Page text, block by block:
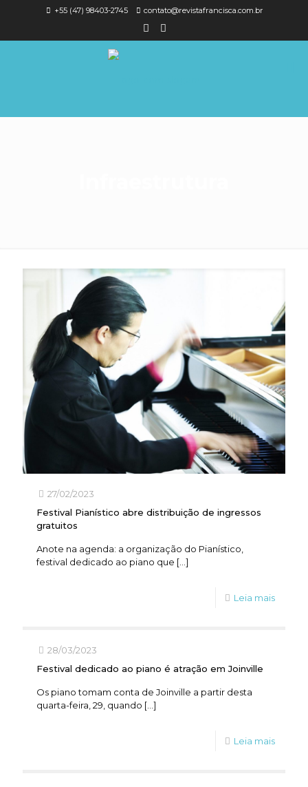
+55 (47) 98403-2745 contato@revistafrancisca.com.br
27/02/2023
Festival Pianístico abre distribuição de ingressos
gratuitos
Anote na agenda: a organização do Pianístico,
festival dedicado ao piano que […]
Leia mais
28/03/2023
Festival dedicado ao piano é atração em Joinville
Os piano tomam conta de Joinville a partir desta
quarta-feira, 29, quando […]
Leia mais